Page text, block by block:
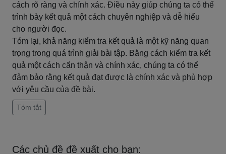
cách rõ ràng và chính xác. Điều này giúp chúng ta có thể
trình bày kết quả một cách chuyên nghiệp và dễ hiểu
cho người đọc.
Tóm lại, khả năng kiểm tra kết quả là một kỹ năng quan
trọng trong quá trình giải bài tập. Bằng cách kiểm tra kết
quả một cách cẩn thận và chính xác, chúng ta có thể
đảm bảo rằng kết quả đạt được là chính xác và phù hợp
với yêu cầu của đề bài.
Tóm tắt
Các chủ đề đề xuất cho bạn: